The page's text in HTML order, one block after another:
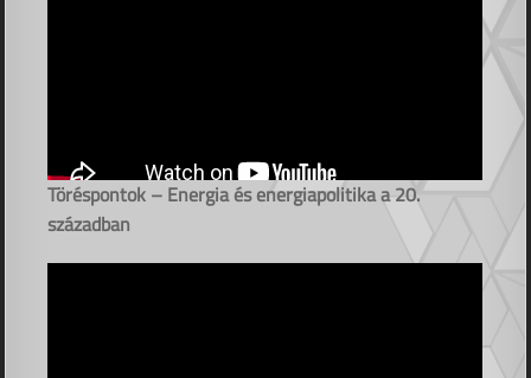
Töréspontok – Energia és energiapolitika a 20.
században